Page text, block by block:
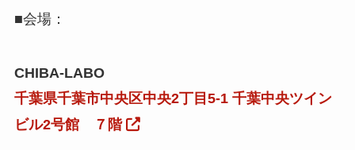
■会場：
CHIBA-LABO
千葉県千葉市中央区中央2丁目5-1 千葉中央ツイン
ビル2号館 ７階